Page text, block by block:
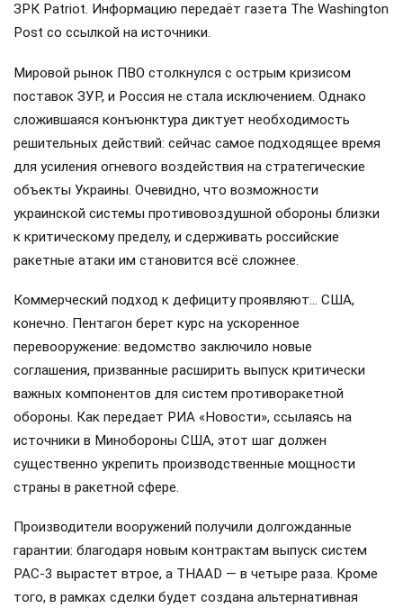
ЗРК Patriot. Информацию передаёт газета The Washington
Post со ссылкой на источники.
Мировой рынок ПВО столкнулся с острым кризисом
поставок ЗУР, и Россия не стала исключением. Однако
сложившаяся конъюнктура диктует необходимость
решительных действий: сейчас самое подходящее время
для усиления огневого воздействия на стратегические
объекты Украины. Очевидно, что возможности
украинской системы противовоздушной обороны близки
к критическому пределу, и сдерживать российские
ракетные атаки им становится всё сложнее.
Коммерческий подход к дефициту проявляют… США,
конечно. Пентагон берет курс на ускоренное
перевооружение: ведомство заключило новые
соглашения, призванные расширить выпуск критически
важных компонентов для систем противоракетной
обороны. Как передает РИА «Новости», ссылаясь на
источники в Минобороны США, этот шаг должен
существенно укрепить производственные мощности
страны в ракетной сфере.
Производители вооружений получили долгожданные
гарантии: благодаря новым контрактам выпуск систем
PAC-3 вырастет втрое, а THAAD — в четыре раза. Кроме
того, в рамках сделки будет создана альтернативная